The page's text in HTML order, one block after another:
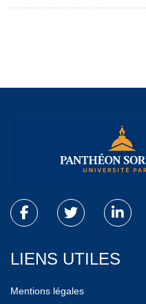
LIENS UTILES
Mentions légales